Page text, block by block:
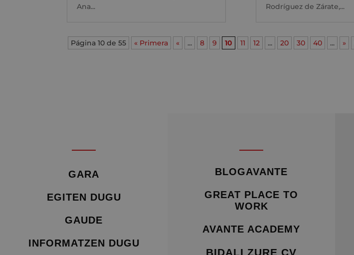
Ana...
Rodríguez de Zárate,...
Página 10 de 55 « Primera « ... 8 9 10 11 12 ... 20 30 40 ... »
GARA
EGITEN DUGU
GAUDE
INFORMATZEN DUGU
BLOGAVANTE
GREAT PLACE TO
WORK
AVANTE ACADEMY
BIDALI ZURE CV